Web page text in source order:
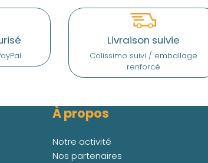
Livraison suivie
Colissimo suivi / emballage
renforcé
À propos
Notre activité
Nos partenaires